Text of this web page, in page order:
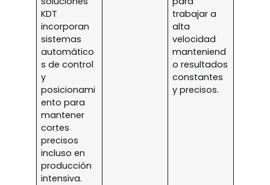
KDT
incorporan
sistemas
automático
s de control
y
posicionami
ento para
mantener
cortes
precisos
incluso en
producción
intensiva.
trabajar a
alta
velocidad
manteniend
o resultados
constantes
y precisos.